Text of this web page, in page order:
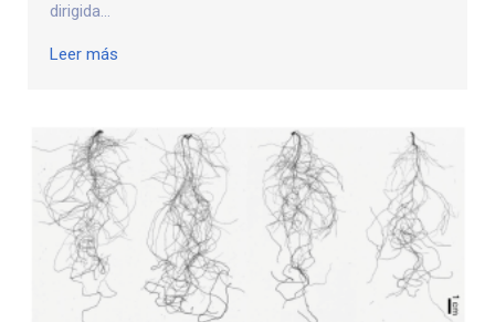
dirigida...
Leer más